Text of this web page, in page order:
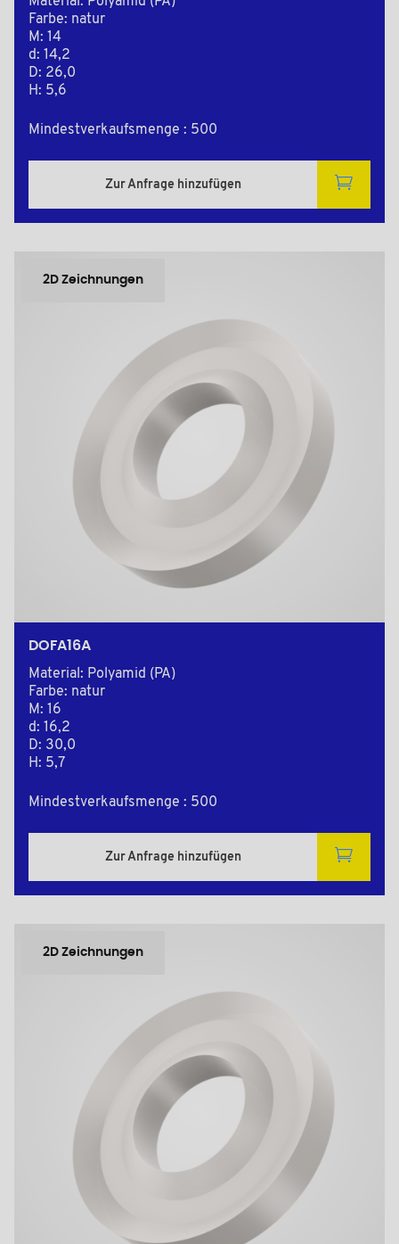
Farbe: natur
M: 14
d: 14,2
D: 26,0
H: 5,6
Mindestverkaufsmenge : 500
Zur Anfrage hinzufügen
2D Zeichnungen
DOFA16A
Material: Polyamid (PA)
Farbe: natur
M: 16
d: 16,2
D: 30,0
H: 5,7
Mindestverkaufsmenge : 500
Zur Anfrage hinzufügen
2D Zeichnungen